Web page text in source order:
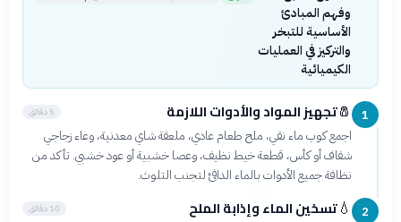
وفهم المبادئ
الأساسية للتبخر
والتركيز في العمليات
الكيميائية
1
🧂تجهيز المواد والأدوات اللازمة 5 دقائق
اجمع كوب ماء نقي، ملح طعام عادي، ملعقة شاي معدنية، وعاء زجاجي
شفاف أو كأس، قطعة خيط نظيف، وعصا خشبية أو عود خشبي. تأكد من
نظافة جميع الأدوات بالماء الدافئ لتجنب التلوث.
2
💧تسخين الماء وإذابة الملح 10 دقائق